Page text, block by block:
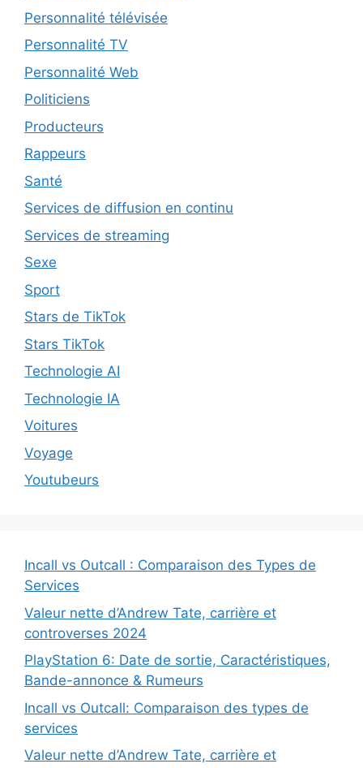
Personnalité télévisée
Personnalité TV
Personnalité Web
Politiciens
Producteurs
Rappeurs
Santé
Services de diffusion en continu
Services de streaming
Sexe
Sport
Stars de TikTok
Stars TikTok
Technologie AI
Technologie IA
Voitures
Voyage
Youtubeurs
Incall vs Outcall : Comparaison des Types de
Services
Valeur nette d’Andrew Tate, carrière et
controverses 2024
PlayStation 6: Date de sortie, Caractéristiques,
Bande-annonce & Rumeurs
Incall vs Outcall: Comparaison des types de
services
Valeur nette d’Andrew Tate, carrière et